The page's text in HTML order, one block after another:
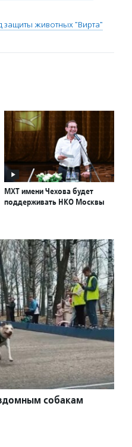
защиты животных "Вирта"
МХТ имени Чехова будет
поддерживать НКО Москвы
собакам